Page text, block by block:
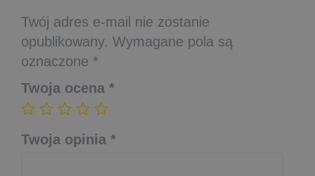
Twój adres e-mail nie zostanie
opublikowany. Wymagane pola są
oznaczone *
Twoja ocena *
Twoja opinia *